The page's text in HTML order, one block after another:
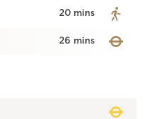
20 mins
26 mins